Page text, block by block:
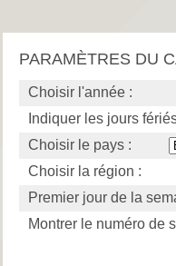
PARAMÈTRES DU
Choisir l'année :
Indiquer les jours
Choisir le pays :
Choisir la région :
Premier jour de la
Montrer le numéro de